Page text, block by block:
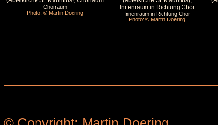
Chorraum
Photo: © Martin Doering
Innenraum in Richtung Chor
Photo: © Martin Doering